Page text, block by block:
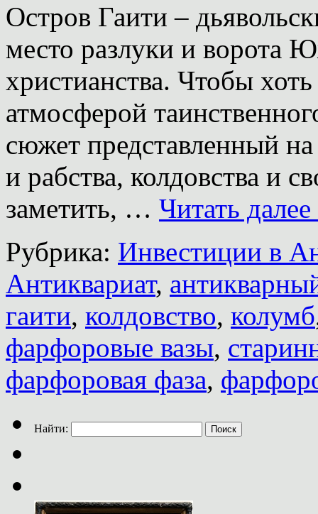
Остров Гаити –
место разлуки и ворота
христианства. Чтобы
атмосферой
сюжет представленный
и рабства, колдовства и
заметить, … Читать далее
Рубрика: Инвестиции в
Антиквариат,
гаити, колдовство, колумб
фарфоровые вазы,
фарфоровая фаза,
Найти: